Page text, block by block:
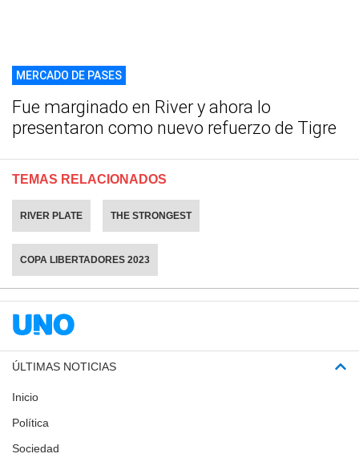
MERCADO DE PASES
Fue marginado en River y ahora lo
presentaron como nuevo refuerzo de Tigre
TEMAS RELACIONADOS
RIVER PLATE THE STRONGEST
COPA LIBERTADORES 2023
ÚLTIMAS NOTICIAS
Inicio
Política
Sociedad